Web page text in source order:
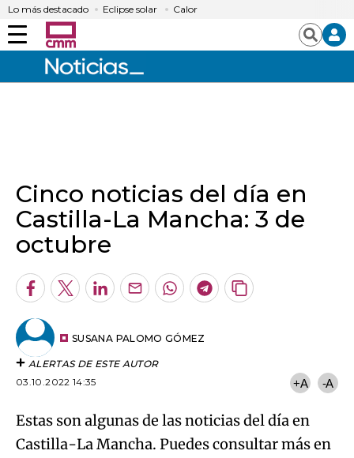
Lo más destacado Eclipse solar Calor
Menú Buscar
Cinco noticias del día en
Castilla-La Mancha: 3 de
octubre
Facebook
TwitterLinkedInEnviarWhatsapp
Telegram
Copiar
SUSANA PALOMO GÓMEZ
ALERTAS DE ESTE AUTOR
03.10.2022 14:35
+A -A
Estas son algunas de las noticias del día en
Castilla-La Mancha. Puedes consultar más en